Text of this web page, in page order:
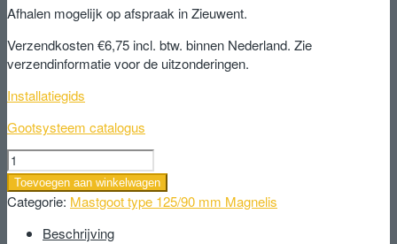
Afhalen mogelijk op afspraak in Zieuwent.
Verzendkosten €6,75 incl. btw. binnen Nederland. Zie
verzendinformatie voor de uitzonderingen.
Installatiegids
Gootsysteem catalogus
Verzinkt
stalen
gootbeugel
mm
Toevoegen aan winkelwagen
Categorie: Mastgoot type 125/90 mm Magnelis
Beschrijving